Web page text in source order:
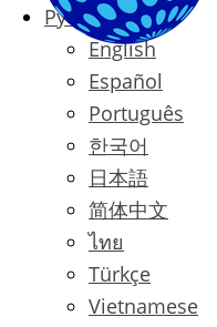
Русский
English
Español
Português
한국어
日本語
简体中文
ไทย
Türkçe
Vietnamese